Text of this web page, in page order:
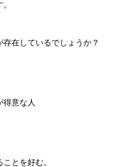
在しているでしょうか？
意な人
とを好む。